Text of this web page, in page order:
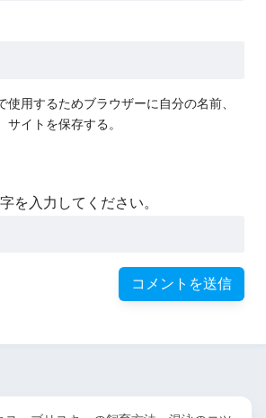
使用するためブラウザーに自分の名前、
サイトを保存する。
を入力してください。